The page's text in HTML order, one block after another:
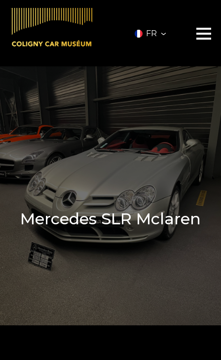
FR
Le musée
Les véhicules
A vendre
Investir
Nos services
Privatisation
A propos
Partenaires
Infos pratiques
Contact
Billetterie
Mercedes SLR Mclaren